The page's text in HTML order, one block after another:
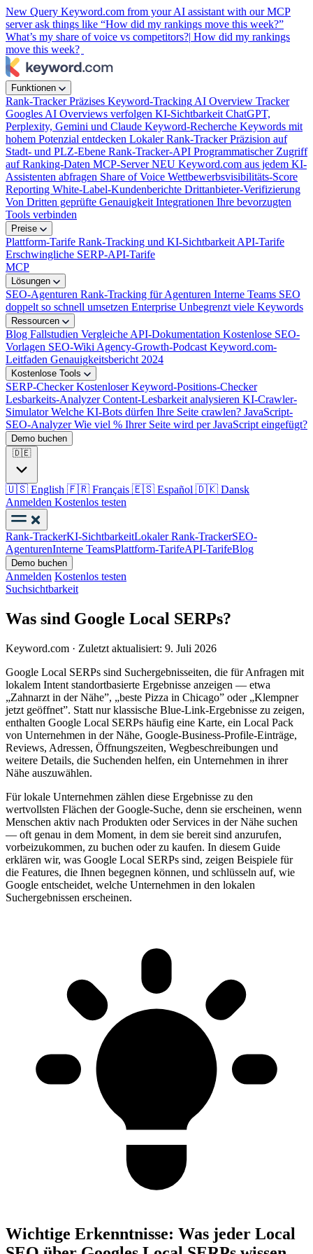
New Query Keyword.com from your AI assistant with our MCP
server ask things like “How did my rankings move this week?”
What’s my share of voice vs competitors?| How did my rankings
move this week?
Funktionen
Rank-TrackerPräzises Keyword-Tracking AI Overview Tracker
Googles AI Overviews verfolgen KI-Sichtbarkeit ChatGPT,
Perplexity, Gemini und Claude Keyword-Recherche Keywords mit
hohem Potenzial entdecken Lokaler Rank-TrackerPräzision auf
Stadt- und PLZ-Ebene Rank-Tracker-API Programmatischer Zugriff
auf Ranking-Daten MCP-ServerNEU Keyword.com aus jedem KI-
Assistenten abfragen Share of Voice Wettbewerbsvisibilitäts-Score
Reporting White-Label-Kundenberichte Drittanbieter-Verifizierung
Von Dritten geprüfte Genauigkeit Integrationen Ihre bevorzugten
Tools verbinden
Preise
Plattform-Tarife Rank-Tracking und KI-Sichtbarkeit API-Tarife
Erschwingliche SERP-API-Tarife
MCP
Lösungen
SEO-Agenturen Rank-Tracking für Agenturen Interne Teams SEO
doppelt so schnell umsetzen Enterprise Unbegrenzt viele Keywords
Ressourcen
Blog Fallstudien Vergleiche API-Dokumentation Kostenlose SEO-
Vorlagen SEO-Wiki Agency-Growth-Podcast Keyword.com-
Leitfaden Genauigkeitsbericht 2024
Kostenlose Tools
SERP-CheckerKostenloser Keyword-Positions-Checker
Lesbarkeits-AnalyzerContent-Lesbarkeit analysieren KI-Crawler-
SimulatorWelche KI-Bots dürfen Ihre Seite crawlen? JavaScript-
SEO-AnalyzerWie viel % Ihrer Seite wird per JavaScript eingefügt?
Demo buchen
🇩🇪
🇺🇸 English 🇫🇷 Français 🇪🇸 Español 🇩🇰 Dansk
Anmelden Kostenlos testen
Rank-TrackerKI-SichtbarkeitLokaler Rank-TrackerSEO-
AgenturenInterne TeamsPlattform-TarifeAPI-TarifeBlog
Demo buchen
Anmelden Kostenlos testen
Suchsichtbarkeit
Was sind Google Local SERPs?
Keyword.com · Zuletzt aktualisiert: 9. Juli 2026
Google Local SERPs sind Suchergebnisseiten, die für Anfragen mit
lokalem Intent standortbasierte Ergebnisse anzeigen — etwa
„Zahnarzt in der Nähe”, „beste Pizza in Chicago” oder „Klempner
jetzt geöffnet”. Statt nur klassische Blue-Link-Ergebnisse zu zeigen,
enthalten Google Local SERPs häufig eine Karte, ein Local Pack
von Unternehmen in der Nähe, Google-Business-Profile-Einträge,
Reviews, Adressen, Öffnungszeiten, Wegbeschreibungen und
weitere Details, die Suchenden helfen, ein Unternehmen in ihrer
Nähe auszuwählen.
Für lokale Unternehmen zählen diese Ergebnisse zu den
wertvollsten Flächen der Google-Suche, denn sie erscheinen, wenn
Menschen aktiv nach Produkten oder Services in der Nähe suchen
— oft genau in dem Moment, in dem sie bereit sind anzurufen,
vorbeizukommen, zu buchen oder zu kaufen. In diesem Guide
erklären wir, was Google Local SERPs sind, zeigen Beispiele für
die Features, die Ihnen begegnen können, und schlüsseln auf, wie
Google entscheidet, welche Unternehmen in den lokalen
Suchergebnissen erscheinen.
Wichtige Erkenntnisse: Was jeder Local